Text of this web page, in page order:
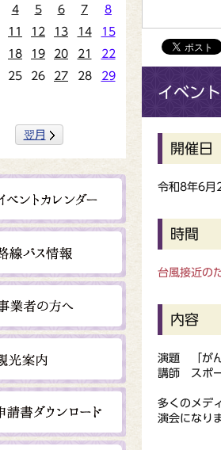
イベン
開催日
令和8年6月
時間
台風接近の
内容
演題 「が
講師 スポ
多くのメデ
演会になり
4 5 6 7
8
11 12 13 14
15
18 19 20 21
22
25 26 27 28
29
翌月